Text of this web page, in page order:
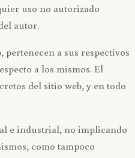
uso no autorizado
autor.
a sus respectivos
a los mismos. El
del sitio web, y en todo
e industrial, no implicando
como tampoco